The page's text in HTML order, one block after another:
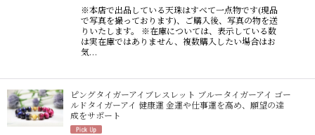
※本店で出品している天珠はすべて一点物です(現品
で写真を撮っております)、ご購入後、写真の物を送
りいたします。 ※在庫については、表示している数
は実在庫ではありません、複数購入したい場合はお
気…
ピングタイガーアイブレスレット ブルータイガーアイ ゴー
ルドタイガーアイ 健康運 金運や仕事運を高め、願望の達
成をサポート